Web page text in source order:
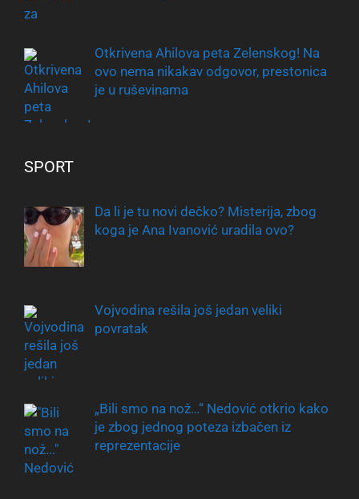
Otkrivena Ahilova peta Zelenskog! Na
ovo nema nikakav odgovor, prestonica
je u ruševinama
SPORT
Da li je tu novi dečko? Misterija, zbog
koga je Ana Ivanović uradila ovo?
Vojvodina rešila još jedan veliki
povratak
„Bili smo na nož…“ Nedović otkrio kako
je zbog jednog poteza izbačen iz
reprezentacije